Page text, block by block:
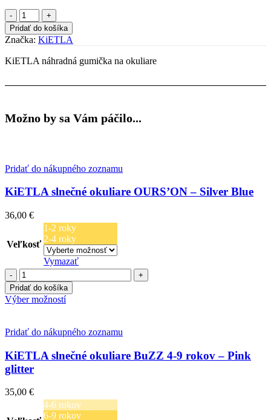
množstvo
KiETLA
náhradná
gumička
na
Pridať do košíka
Značka: KiETLA
KiETLA náhradná gumička na okuliare
Možno by sa Vám páčilo...
Pridať do nákupného zoznamu
KiETLA slnečné okuliare OURS’ON – Silver Blue
36,00 €
Veľkosť
1-2 roky
2-4 roky
Vymazať
množstvo
KiETLA
slnečné
okuliare
-
Silver
Blue
Pridať do košíka
Výber možnostíTento
viacero
Možnosti
si
stránke
Pridať do nákupného zoznamu
KiETLA slnečné okuliare BuZZ 4-9 rokov – Pink
glitter
35,00 €
4-6 rokov
6-9 rokov